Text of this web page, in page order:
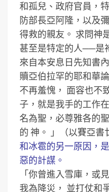
和孤兒、政府官員，
防部長亞阿隆，以及
得救的親友。 求問神
甚至是特定的人──是
來自本安息日先知書
贖亞伯拉罕的耶和華
不再羞愧， 面容也不
子，就是我手的工作
名為聖，必尊雅各的
的 神。 」（以賽亞書
和冰雹的另一原因，
惡的計謀。
「你曾進入雪庫，或
我為降災， 並打仗和